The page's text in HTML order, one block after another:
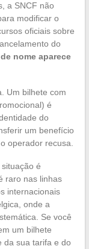
a SNCF não
modificar o
oficiais sobre
do
nome aparece
Um bilhete com
é
do
um benefício
operador recusa.
é
raro nas linhas
internacionais
onde a
Se você
um bilhete
da sua tarifa e do